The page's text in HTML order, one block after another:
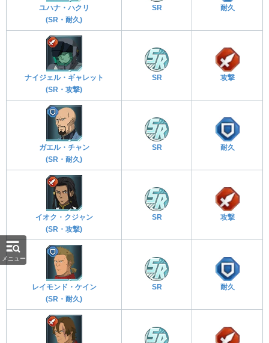
ユハナ・ハクリ
(SR・耐久)
SR 耐久
ナイジェル・ギャレット
(SR・攻撃)
SR 攻撃
ガエル・チャン
(SR・耐久)
SR 耐久
イオク・クジャン
(SR・攻撃)
SR 攻撃
レイモンド・ケイン
(SR・耐久)
SR 耐久
メニュー